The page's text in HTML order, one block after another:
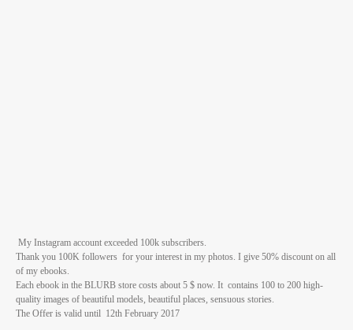
My Instagram account exceeded 100k subscribers.
Thank you 100K followers for your interest in my photos. I give 50% discount on all
of my ebooks.
Each ebook in the BLURB store costs about 5 $ now. It contains 100 to 200 high-
quality images of beautiful models, beautiful places, sensuous stories.
The Offer is valid until 12th February 2017